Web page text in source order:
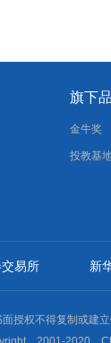
旗下
金牛奖
投教基
易所 新
面授权不得复制或